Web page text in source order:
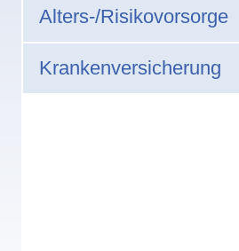
Alters-/Risikovorsorge
Krankenversicherung